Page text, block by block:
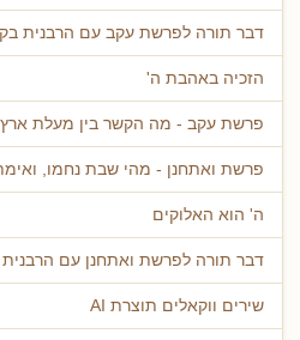
דבר תורה לפרשת עקב עם הרבנית
הזכיה באהבת ה'
פרשת עקב - מה הקשר בין מעלת ארץ
פרשת ואתחנן - מהי שבת נחמו,
ה' הוא האלוקים
דבר תורה לפרשת ואתחנן עם הרבנית
שירים ווקאלים תוצרת AI